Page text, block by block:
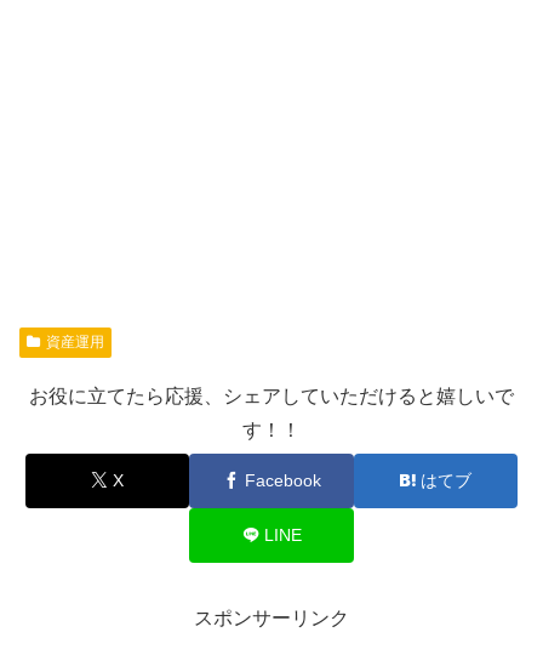
資産運用
お役に立てたら応援、シェアしていただけると嬉しいで
す！！
X Facebook はてブ
LINE
スポンサーリンク